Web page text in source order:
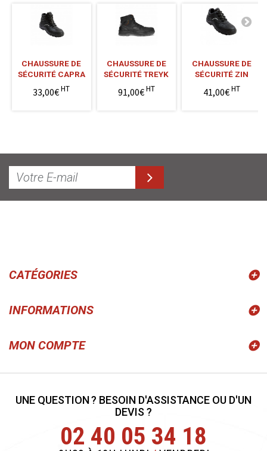
CHAUSSURE DE
SÉCURITÉ CAPRA
33,00€HT
CHAUSSURE DE
SÉCURITÉ TREYK
91,00€HT
CHAUSSURE DE
SÉCURITÉ ZIN
41,00€HT
CATÉGORIES
INFORMATIONS
MON COMPTE
UNE QUESTION ? BESOIN D'ASSISTANCE OU D'UN
DEVIS ?
02 40 05 34 18